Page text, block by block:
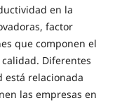
en la
factor
que componen el
Diferentes
relacionada
las empresas en